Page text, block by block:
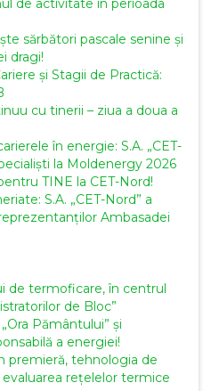
de activitate în perioada
sărbători pascale senine și
dragi!
și Stagii de Practică:
cu tinerii – ziua a doua a
în energie: S.A. „CET-
la Moldenergy 2026
TINE la CET-Nord!
S.A. „CET-Nord” a
Ambasadei
de termoficare, în centrul
de Bloc”
Pământului” și
a energiei!
premieră, tehnologia de
rețelelor termice